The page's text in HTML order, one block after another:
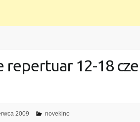
repertuar 12-18
2009 novekino